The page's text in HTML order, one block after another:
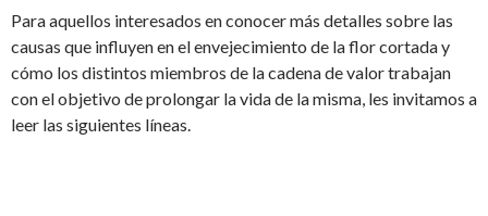
Para aquellos interesados en conocer más detalles sobre las
causas que influyen en el envejecimiento de la flor cortada y
cómo los distintos miembros de la cadena de valor trabajan
con el objetivo de prolongar la vida de la misma, les invitamos a
leer las siguientes líneas.